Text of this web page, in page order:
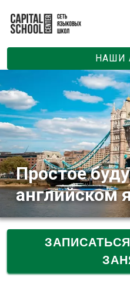
НАШИ
Простое
английском